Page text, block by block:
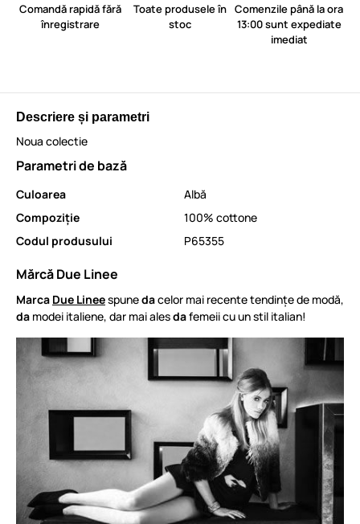
Comandă rapidă fără
înregistrare
Toate produsele în
stoc
Comenzile până la ora
13:00 sunt expediate
imediat
Descriere și parametri
Noua colectie
Parametri de bază
Culoarea
Albă
Compoziție
100% cottone
Codul produsului
P65355
Mărcă Due Linee
Marca Due Lineespunedacelor mai recente tendințe de modă,
da modei italiene, dar mai alesdafemeii cu un stil italian!